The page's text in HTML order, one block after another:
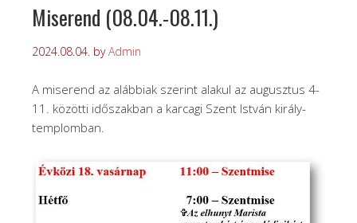
Miserend (08.04.-08.11.)
2024.08.04. byAdmin
A miserend az alábbiak szerint alakul az augusztus 4-
11. közötti időszakban a karcagi Szent István király-
templomban.